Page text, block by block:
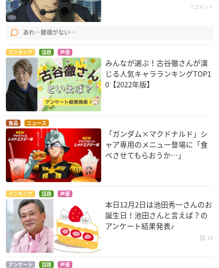
ふしぎの海のナディ
ア 劇場用オリジナル
版
フライ
ロードス島戦記
カシュー王
プロジェクトA子
キャプテン
ユニコ 魔法の島へ
7コメント
あれ…銀魂がない…
ランキング 話題 声優
みんなが選ぶ！古谷徹さんが演
じる人気キャラランキングTOP1
0【2022年版】
食品 ニュース
「ガンダム×マクドナルド」シ
ャア専用のメニュー登場に「食
べさせてもらおうか…」
ランキング 話題 声優
本日12月2日は池田秀一さんのお
誕生日！池田さんと言えば？の
アンケート結果発表♪
10
アンケート 話題 声優